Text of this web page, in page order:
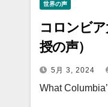
世界の声
コロンビ
授の声）
5月 3, 2024
What